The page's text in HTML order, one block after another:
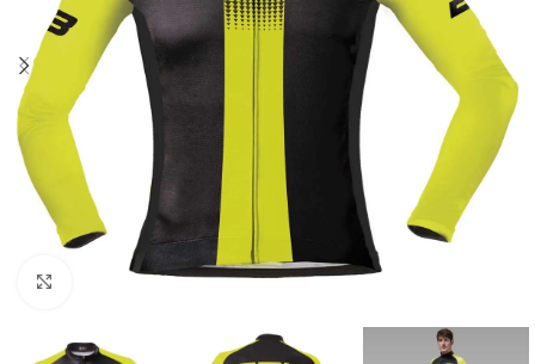
Click to enlarge